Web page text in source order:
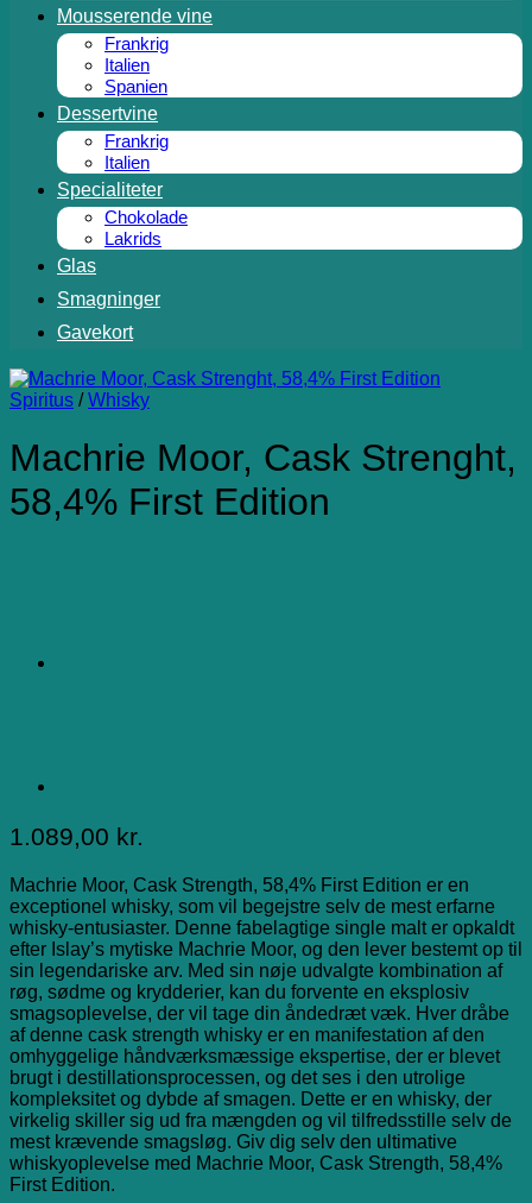
Mousserende vine
Frankrig
Italien
Spanien
Dessertvine
Frankrig
Italien
Specialiteter
Chokolade
Lakrids
Glas
Smagninger
Gavekort
Spiritus / Whisky
Machrie Moor, Cask Strenght,
58,4% First Edition
1.089,00 kr.
Machrie Moor, Cask Strength, 58,4% First Edition er en
exceptionel whisky, som vil begejstre selv de mest erfarne
whisky-entusiaster. Denne fabelagtige single malt er opkaldt
efter Islay’s mytiske Machrie Moor, og den lever bestemt op til
sin legendariske arv. Med sin nøje udvalgte kombination af
røg, sødme og krydderier, kan du forvente en eksplosiv
smagsoplevelse, der vil tage din åndedræt væk. Hver dråbe
af denne cask strength whisky er en manifestation af den
omhyggelige håndværksmæssige ekspertise, der er blevet
brugt i destillationsprocessen, og det ses i den utrolige
kompleksitet og dybde af smagen. Dette er en whisky, der
virkelig skiller sig ud fra mængden og vil tilfredsstille selv de
mest krævende smagsløg. Giv dig selv den ultimative
whiskyoplevelse med Machrie Moor, Cask Strength, 58,4%
First Edition.